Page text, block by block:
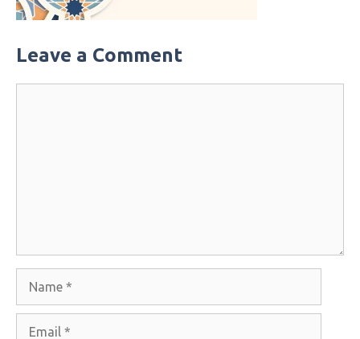
Leave a Comment